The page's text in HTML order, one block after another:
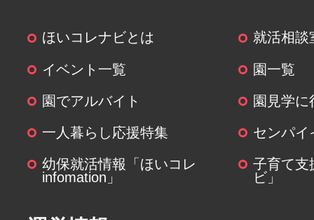
ほいコレナビとは 就活相談
イベント一覧 園一覧
園でアルバイト 園見学に
一人暮らし応援特集 センパイ
幼保就活情報「ほいコレ
infomation」
子育て支
ビ」